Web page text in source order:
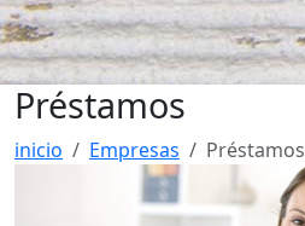
Préstamos
inicio Empresas Préstamos